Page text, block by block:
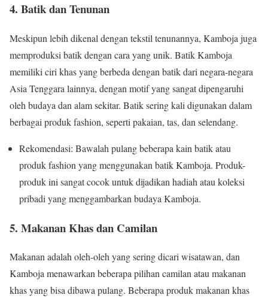
4. Batik dan Tenunan
Meskipun lebih dikenal dengan tekstil tenunannya, Kamboja juga
memproduksi batik dengan cara yang unik. Batik Kamboja
memiliki ciri khas yang berbeda dengan batik dari negara-negara
Asia Tenggara lainnya, dengan motif yang sangat dipengaruhi
oleh budaya dan alam sekitar. Batik sering kali digunakan dalam
berbagai produk fashion, seperti pakaian, tas, dan selendang.
Rekomendasi: Bawalah pulang beberapa kain batik atau
produk fashion yang menggunakan batik Kamboja. Produk-
produk ini sangat cocok untuk dijadikan hadiah atau koleksi
pribadi yang menggambarkan budaya Kamboja.
5. Makanan Khas dan Camilan
Makanan adalah oleh-oleh yang sering dicari wisatawan, dan
Kamboja menawarkan beberapa pilihan camilan atau makanan
khas yang bisa dibawa pulang. Beberapa produk makanan khas